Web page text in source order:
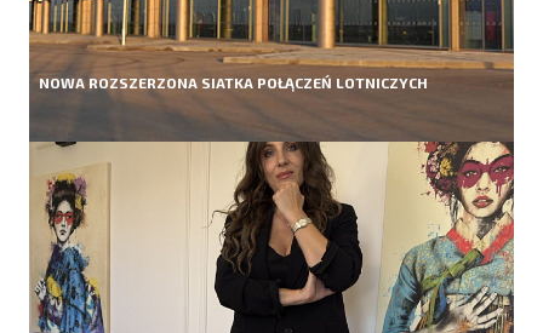
NOWA ROZSZERZONA SIATKA POŁĄCZEŃ LOTNICZYCH